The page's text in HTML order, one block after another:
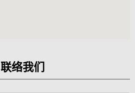
联络我们